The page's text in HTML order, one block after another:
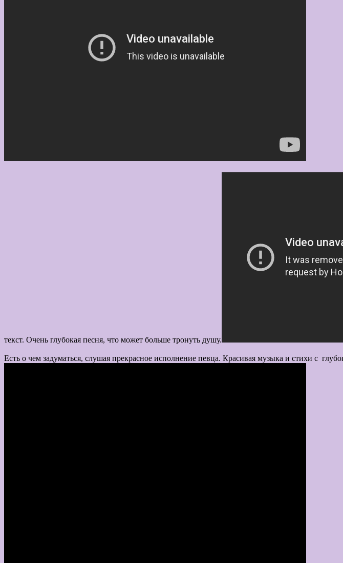
Думаю все понятно без
текст. Очень глубокая песня, что может больше тронуть душу.
Есть о чем задуматься, слушая прекрасное исполнение певца. Красивая музыка и стихи с